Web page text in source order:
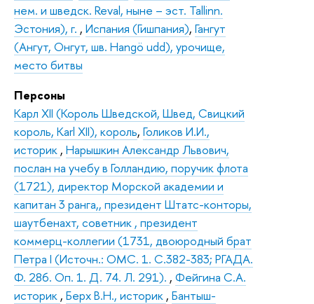
нем. и шведск. Reval, ныне – эст. Tallinn.
Эстония), г. , Испания (Гишпания), Гангут
(Ангут, Онгут, шв. Hangö udd), урочище,
место битвы
Персоны
Карл XII (Король Шведской, Швед, Свицкий
король, Karl XII), король, Голиков И.И.,
историк , Нарышкин Александр Львович,
послан на учебу в Голландию, поручик флота
(1721), директор Морской академии и
капитан 3 ранга,, президент Штатс-конторы,
шаутбенахт, советник , президент
коммерц-коллегии (1731, двоюродный брат
Петра I (Источн.: ОМС. 1. С.382-383; РГАДА.
Ф. 286. Оп. 1. Д. 74. Л. 291). , Фейгина С.А.
историк , Берх В.Н., историк , Бантыш-